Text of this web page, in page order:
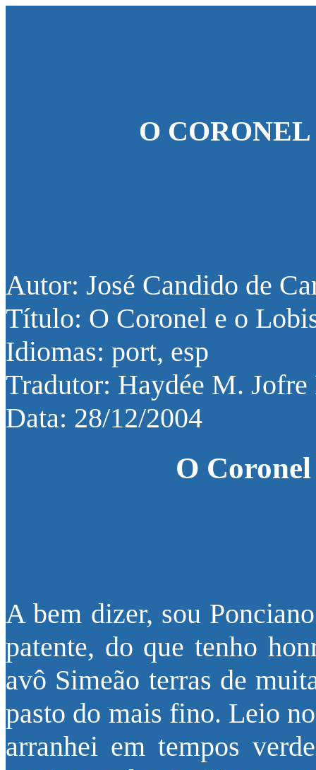
O
Autor: José Candido de
Título: O Coronel e o
Idiomas: port, esp
Tradutor: Haydée M. Jofre
Data: 28/12/2004
O
A bem dizer, sou
patente, do que tenho
avô Simeão terras de
pasto do mais fino. Leio
arranhei em tempos